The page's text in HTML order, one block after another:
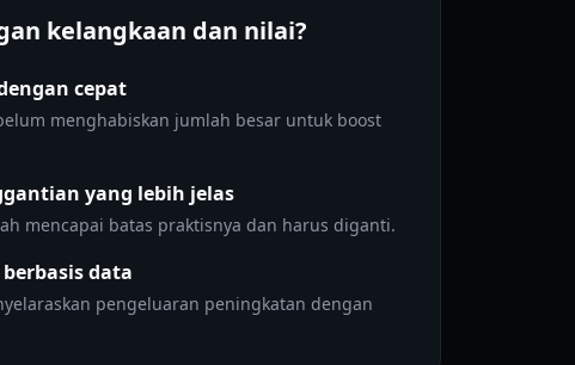
kelangkaan dan nilai?
cepat
menghabiskan jumlah besar untuk boost
yang lebih jelas
mencapai batas praktisnya dan harus diganti.
data
pengeluaran peningkatan dengan